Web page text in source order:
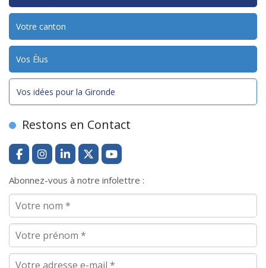
Votre canton
Vos Élus
Vos idées pour la Gironde
Restons en Contact
Abonnez-vous à notre infolettre :